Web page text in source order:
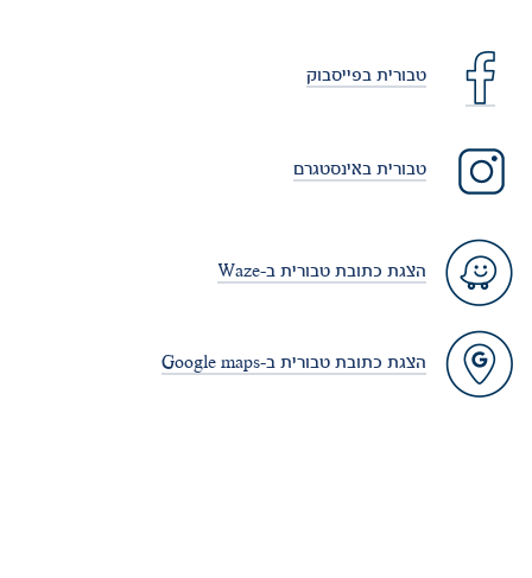
טבורית בפייסבוק
טבורית באינסטגרם
הצגת כתובת טבורית ב-Waze
הצגת כתובת טבורית ב-Google maps